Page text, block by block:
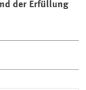
der Erfüllung